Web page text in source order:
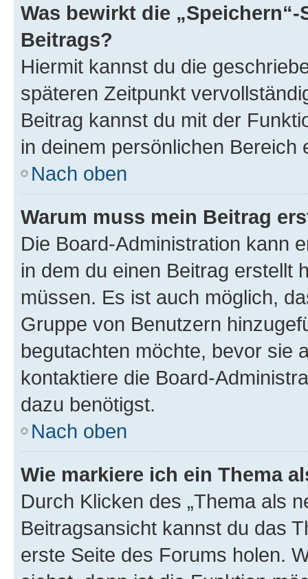
Was bewirkt die
Beitrags?
Hiermit kannst du die
späteren Zeitpunkt
Beitrag kannst du mit der
in deinem persönlichen Bereich
Nach oben
Warum muss mein Beitrag
Die Board-Administration kann
in dem du einen Beitrag erstellt
müssen. Es ist auch möglich,
Gruppe von Benutzern
begutachten möchte, bevor sie
kontaktiere die Board-
dazu benötigst.
Nach oben
Wie markiere ich ein Thema
Durch Klicken des „Thema als
Beitragsansicht kannst du das
erste Seite des Forums holen.